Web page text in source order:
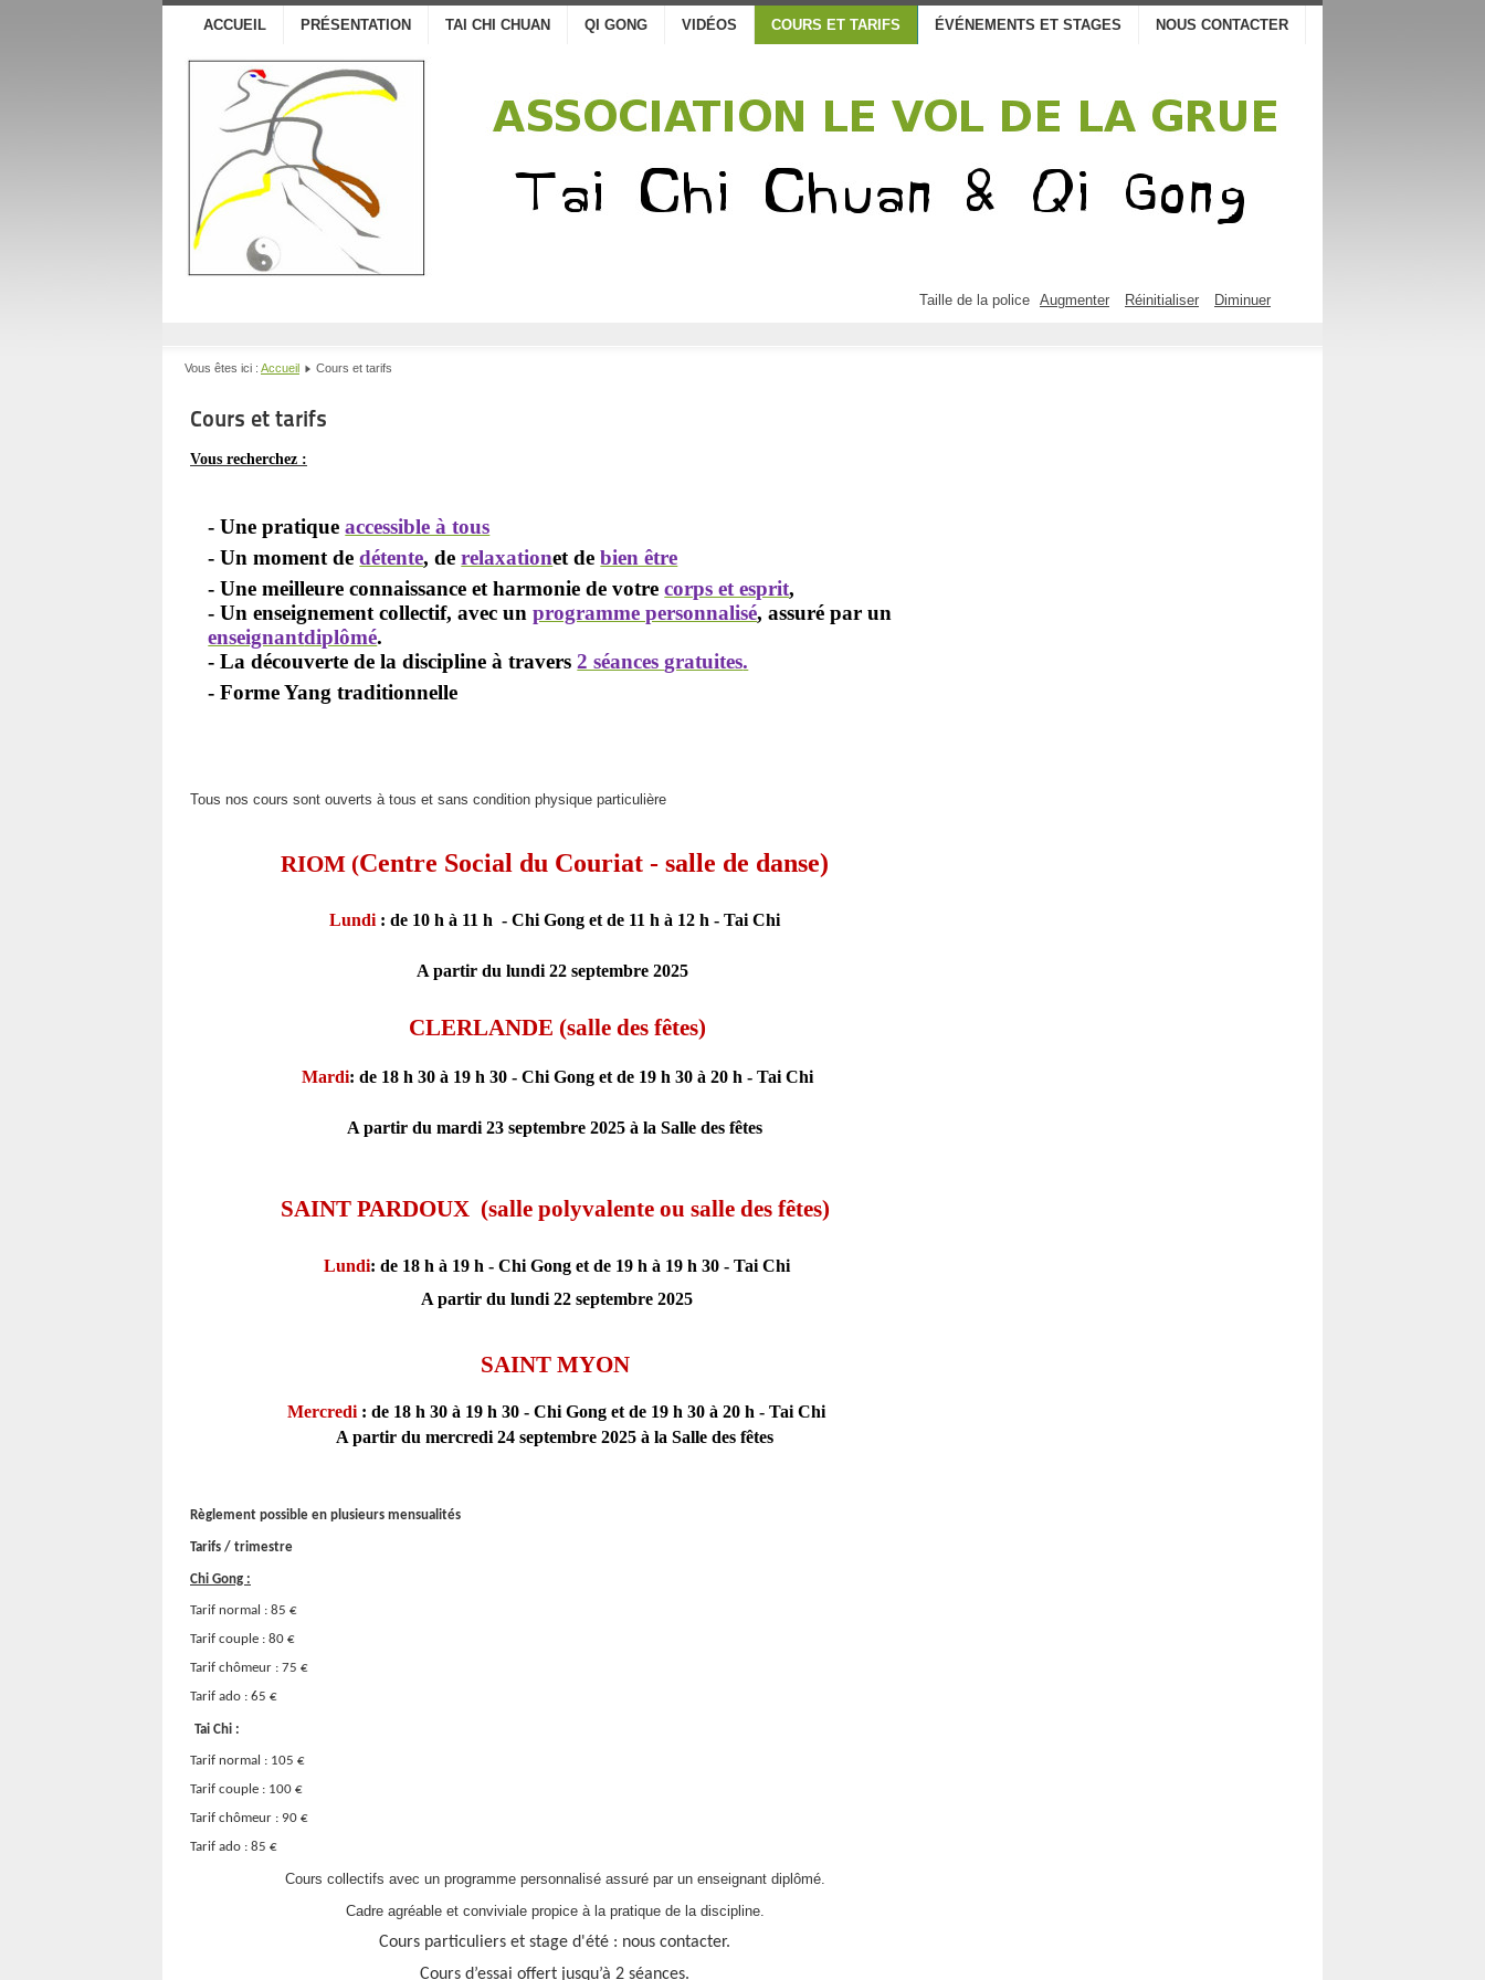
Taille de la police Augmenter Réinitialiser Diminuer
ACCUEIL PRÉSENTATION TAI CHI CHUAN QI GONG VIDÉOS COURS ET TARIFS ÉVÉNEMENTS ET STAGES NOUS CONTACTER
Vous êtes ici : Accueil Cours et tarifs
Cours et tarifs
Vous recherchez :
- Une pratiqueaccessible à tous
- Un moment dedétente, derelaxationet debien être
- Unemeilleure connaissance et harmonie de votrecorps et esprit,
-Un enseignement collectif, avec unprogramme personnalisé, assuré par un
enseignantdiplômé.
- La découverte de la discipline à travers2 séancesgratuites.
- Forme Yang traditionnelle
Tous nos cours sont ouverts à tous et sans condition physique particulière
RIOM (Centre Social du Couriat - salle de danse)
Lundi : de 10 h à 11 h - Chi Gong et de 11 h à 12 h - Tai Chi
A partir du lundi 22 septembre 2025
CLERLANDE (salle des fêtes)
Mardi: de 18 h 30 à 19 h 30 - Chi Gong et de 19 h 30 à 20 h - Tai Chi
A partir du mardi 23 septembre 2025 à la Salle des fêtes
SAINT PARDOUX (salle polyvalente ou salle des fêtes)
Lundi: de 18 h à 19 h - Chi Gong et de 19 h à 19 h 30 - Tai Chi
A partir du lundi 22 septembre 2025
SAINT MYON
Mercredi : de 18 h 30 à 19 h 30 - Chi Gong et de 19 h 30 à 20 h - Tai Chi
A partir du mercredi 24 septembre 2025 à la Salle des fêtes
Règlement possible en plusieurs mensualités
Tarifs / trimestre
Chi Gong :
Tarif normal : 85 €
Tarif couple : 80 €
Tarif chômeur : 75 €
Tarif ado : 65 €
Tai Chi :
Tarif normal : 105 €
Tarif couple : 100 €
Tarif chômeur : 90 €
Tarif ado : 85 €
Cours collectifs avec un programme personnalisé assuré par un enseignant diplômé.
Cadre agréable et conviviale propice à la pratique de la discipline.
Cours particuliers et stage d'été : nous contacter.
Cours d’essai offert jusqu’à 2 séances.